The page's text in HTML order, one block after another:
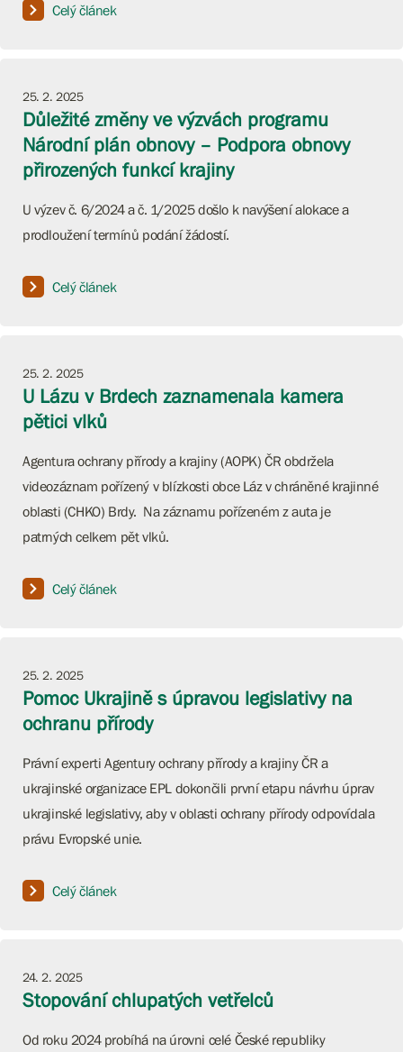
Celý článek
25. 2. 2025
Důležité změny ve výzvách programu
Národní plán obnovy – Podpora obnovy
přirozených funkcí krajiny
U výzev č. 6/2024 a č. 1/2025 došlo k navýšení alokace a
prodloužení termínů podání žádostí.
Celý článek
25. 2. 2025
U Lázu v Brdech zaznamenala kamera
pětici vlků
Agentura ochrany přírody a krajiny (AOPK) ČR obdržela
videozáznam pořízený v blízkosti obce Láz v chráněné krajinné
oblasti (CHKO) Brdy. Na záznamu pořízeném z auta je
patrných celkem pět vlků.
Celý článek
25. 2. 2025
Pomoc Ukrajině s úpravou legislativy na
ochranu přírody
Právní experti Agentury ochrany přírody a krajiny ČR a
ukrajinské organizace EPL dokončili první etapu návrhu úprav
ukrajinské legislativy, aby v oblasti ochrany přírody odpovídala
právu Evropské unie.
Celý článek
24. 2. 2025
Stopování chlupatých vetřelců
Od roku 2024 probíhá na úrovni celé České republiky